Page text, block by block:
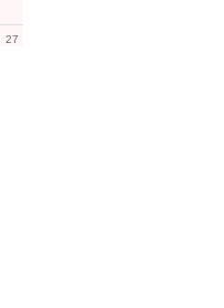
27